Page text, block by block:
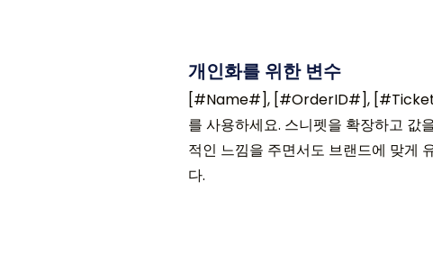
개인화를 위한 변수
[#Name#], [#OrderID#],
를 사용하세요. 스니펫을 확장하고 값
적인 느낌을 주면서도 브랜드에 맞게
다.